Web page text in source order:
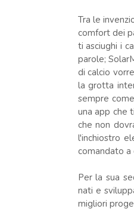
Tra le
comfort dei
ti asciughi i
parole;
di calcio
la grotta
sempre
una app che
che non
l'inchiostro
comandato
Per la sua
nati e
migliori